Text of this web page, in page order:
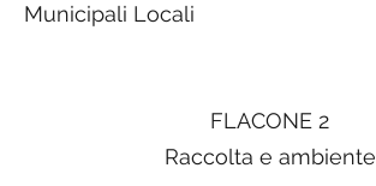
FLACONE 2
Raccolta e ambiente
Municipali Locali